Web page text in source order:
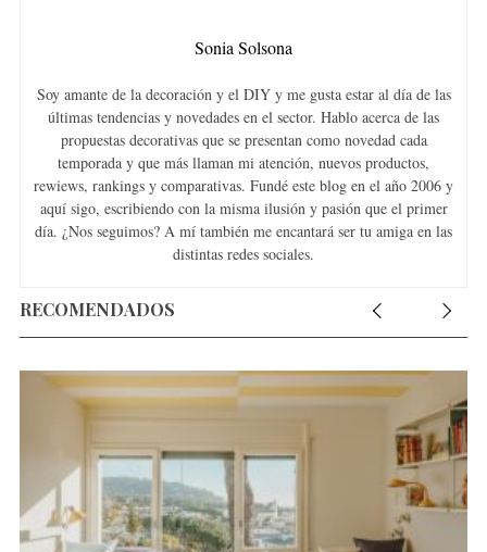
Sonia Solsona
Soy amante de la decoración y el DIY y me gusta estar al día de las
últimas tendencias y novedades en el sector. Hablo acerca de las
propuestas decorativas que se presentan como novedad cada
temporada y que más llaman mi atención, nuevos productos,
rewiews, rankings y comparativas. Fundé este blog en el año 2006 y
aquí sigo, escribiendo con la misma ilusión y pasión que el primer
día. ¿Nos seguimos? A mí también me encantará ser tu amiga en las
distintas redes sociales.
RECOMENDADOS